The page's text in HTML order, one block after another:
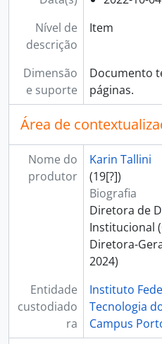
Nível de
descrição
Item
Dimensão
e suporte
Documento
páginas.
Área de
Nome do
produtor
Karin Tallini
(19[?])
Biografia
Diretora de
Institucional
Diretora-
2024)
Entidade
custodiado
ra
Instituto
Tecnologia
Campus